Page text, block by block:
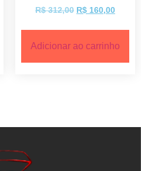
R$312,00 R$ 160,00
Adicionar ao carrinho